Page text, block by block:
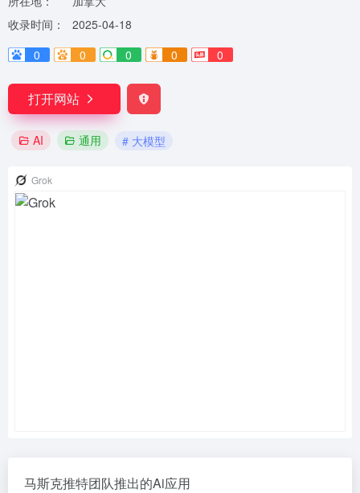
收录时间：
2025-04-18
0
0 0 0 0
打开网站
AI 通用 # 大模型
Grok
马斯克推特团队推出的Ai应用